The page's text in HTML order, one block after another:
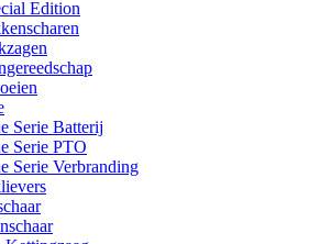
Edition
Serie Batterij
Serie PTO
Serie Verbranding